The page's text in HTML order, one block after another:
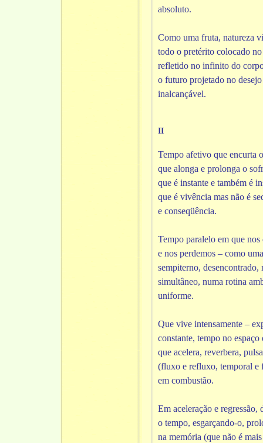
absoluto.
Como uma fruta, natureza
todo o pretérito colocado no
refletido no infinito do
o futuro projetado no desejo
inalcançável.
II
Tempo afetivo que encurta
que alonga e prolonga o
que é instante e também é
que é vivência mas não é
e conseqüência.
Tempo paralelo em que nos
e nos perdemos – como
sempiterno, desencontrado,
simultâneo, numa rotina
uniforme.
Que vive intensamente –
constante, tempo no espaço
que acelera, reverbera,
(fluxo e refluxo, temporal e
em combustão.
Em aceleração e regressão,
o tempo, esgarçando-o,
na memória (que não é